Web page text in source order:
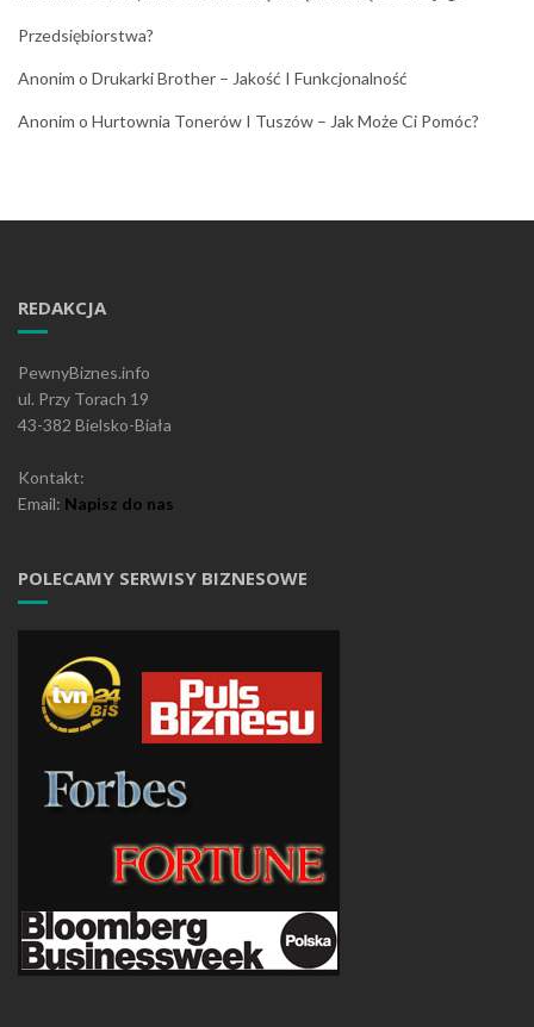
Przedsiębiorstwa?
Anonim o Drukarki Brother – Jakość I Funkcjonalność
Anonim o Hurtownia Tonerów I Tuszów – Jak Może Ci Pomóc?
REDAKCJA
PewnyBiznes.info
ul. Przy Torach 19
43-382 Bielsko-Biała
Kontakt:
Email: Napisz do nas
POLECAMY SERWISY BIZNESOWE